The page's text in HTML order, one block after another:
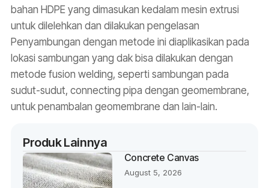
bahan HDPE yang dimasukan kedalam mesin extrusi
untuk dilelehkan dan dilakukan pengelasan
Penyambungan dengan metode ini diaplikasikan pada
lokasi sambungan yang dak bisa dilakukan dengan
metode fusion welding, seperti sambungan pada
sudut-sudut, connecting pipa dengan geomembrane,
untuk penambalan geomembrane dan lain-lain.
Produk Lainnya
Concrete Canvas
August 5, 2026